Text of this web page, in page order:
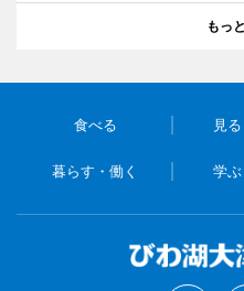
もっ
食べる 見
暮らす・働く 学